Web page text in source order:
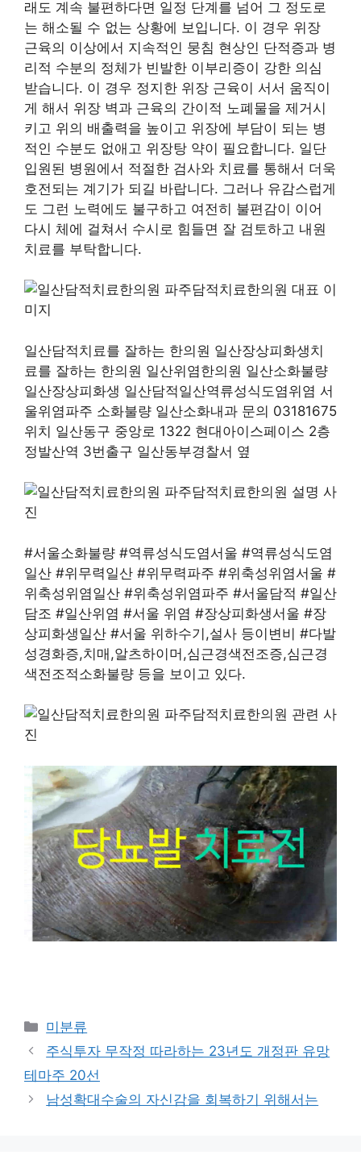
래도 계속 불편하다면 일정 단계를 넘어 그 정도로
는 해소될 수 없는 상황에 보입니다. 이 경우 위장
근육의 이상에서 지속적인 뭉침 현상인 단적증과 병
리적 수분의 정체가 빈발한 이부리증이 강한 의심
받습니다. 이 경우 정지한 위장 근육이 서서 움직이
게 해서 위장 벽과 근육의 간이적 노폐물을 제거시
키고 위의 배출력을 높이고 위장에 부담이 되는 병
적인 수분도 없애고 위장탕 약이 필요합니다. 일단
입원된 병원에서 적절한 검사와 치료를 통해서 더욱
호전되는 계기가 되길 바랍니다. 그러나 유감스럽게
도 그런 노력에도 불구하고 여전히 불편감이 이어
다시 체에 걸쳐서 수시로 힘들면 잘 검토하고 내원
치료를 부탁합니다.
일산담적치료를 잘하는 한의원 일산장상피화생치
료를 잘하는 한의원 일산위염한의원 일산소화불량
일산장상피화생 일산담적일산역류성식도염위염 서
울위염파주 소화불량 일산소화내과 문의 03181675
위치 일산동구 중앙로 1322 현대아이스페이스 2층
정발산역 3번출구 일산동부경찰서 옆
#서울소화불량 #역류성식도염서울 #역류성식도염
일산 #위무력일산 #위무력파주 #위축성위염서울 #
위축성위염일산 #위축성위염파주 #서울담적 #일산
담조 #일산위염 #서울 위염 #장상피화생서울 #장
상피화생일산 #서울 위하수기,설사 등이변비 #다발
성경화증,치매,알츠하이머,심근경색전조증,심근경
색전조적소화불량 등을 보이고 있다.
Categories
미분류
주식투자 무작정 따라하는 23년도 개정판 유망
테마주 20선
남성확대수술의 자신감을 회복하기 위해서는